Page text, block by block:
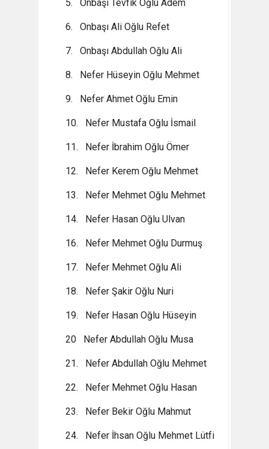
5. Onbaşı Tevfik Oğlu Âdem
6. Onbaşı Ali Oğlu Refet
7. Onbaşı Abdullah Oğlu Ali
8. Nefer Hüseyin Oğlu Mehmet
9. Nefer Ahmet Oğlu Emin
10. Nefer Mustafa Oğlu İsmail
11. Nefer İbrahim Oğlu Ömer
12. Nefer Kerem Oğlu Mehmet
13. Nefer Mehmet Oğlu Mehmet
14. Nefer Hasan Oğlu Ulvan
16. Nefer Mehmet Oğlu Durmuş
17. Nefer Mehmet Oğlu Ali
18. Nefer Şakir Oğlu Nuri
19. Nefer Hasan Oğlu Hüseyin
20 Nefer Abdullah Oğlu Musa
21. Nefer Abdullah Oğlu Mehmet
22. Nefer Mehmet Oğlu Hasan
23. Nefer Bekir Oğlu Mahmut
24. Nefer İhsan Oğlu Mehmet Lütfi